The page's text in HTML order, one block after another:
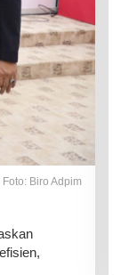
Foto: Biro Adpim